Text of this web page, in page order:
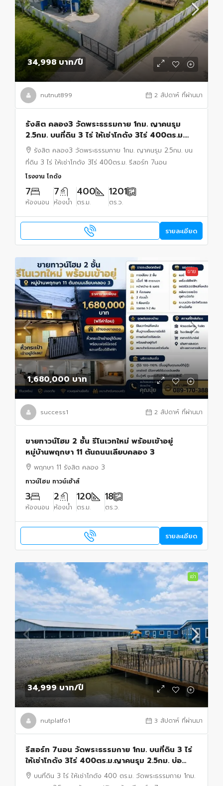
34,998 บาท/ปี
nutnut899 2 สัปดาห์ ที่ผ่านมา
รังสิต คลอง3 วัดพระธรรมกาย 1กม. ญาคนรุม
2.5กม. บนที่ดิน 3 ไร่ ให้เช่าโกดัง 3ไร่ 400ตร.ม.
รีสอร์ท 7นอน บ่อเลี้ยงปลา กุ้ง ใกล้ตลาดไท 900 ม.
รังสิต คลอง3 วัดพระธรรมกาย 1กม. ญาคนรุม 2.5กม. บน
ที่ดิน 3 ไร่ ให้เช่าโกดัง 3ไร่ 400ตร.ม. รีสอร์ท 7นอน
โรงงาน โกดัง
7
ห้องนอน
7
ห้องน้ำ
400
ตร.ม.
1201
ตร.ว.
รายละเอียด
ขาย
1,680,000 บาท
success1 2 สัปดาห์ ที่ผ่านมา
ขายทาวน์โฮม 2 ชั้น รีโนเวทใหม่ พร้อมเข้าอยู่
หมู่บ้านพฤกษา 11 ต้นถนนเลียบคลอง 3
พฤกษา 11 รังสิต คลอง 3
ทาวน์โฮม ทาวน์เฮ้าส์
3
ห้องนอน
2
ห้องน้ำ
120
ตร.ม.
18
ตร.ว.
รายละเอียด
เช่า
34,999 บาท/ปี
nutplatfo1 3 สัปดาห์ ที่ผ่านมา
รีสอร์ท 7นอน วัดพระธรรมกาย 1กม. บนที่ดิน 3 ไร่
ให้เช่าโกดัง 3ไร่ 400ตร.ม.ญาคนรุม 2.5กม. บ่อ
เลี้ยงปลา บ่อเลี้ยงกุ้ง ใกล้ตลาดไท
บนที่ดิน 3 ไร่ ให้เช่าโกดัง 400 ตร.ม. วัดพระธรรมกาย 1กม.